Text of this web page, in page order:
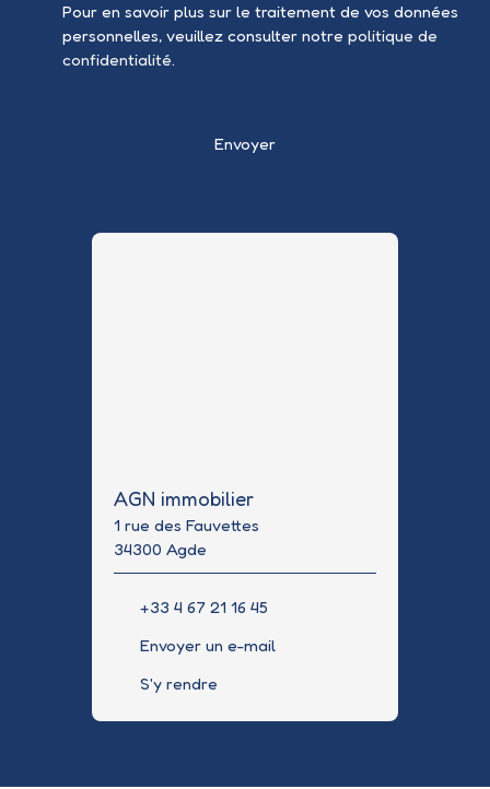
Pour en savoir plus sur le traitement de vos données
personnelles, veuillez consulter notre politique de
confidentialité.
Envoyer
AGN immobilier
1 rue des Fauvettes
34300 Agde
+33 4 67 21 16 45
Envoyer un e-mail
S'y rendre